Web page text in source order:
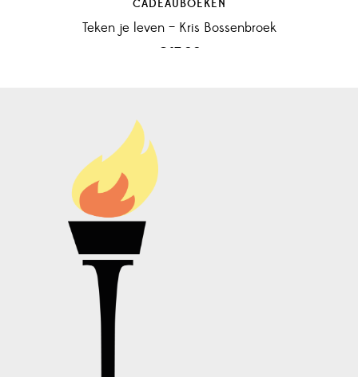
CADEAUBOEKEN
Teken je leven – Kris Bossenbroek
€ 17,99